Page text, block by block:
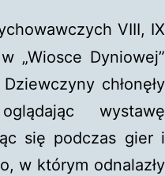
VIII, IX
„Wiosce Dyniowej”
chłonęły
wystawę
się podczas gier i
w którym odnalazły